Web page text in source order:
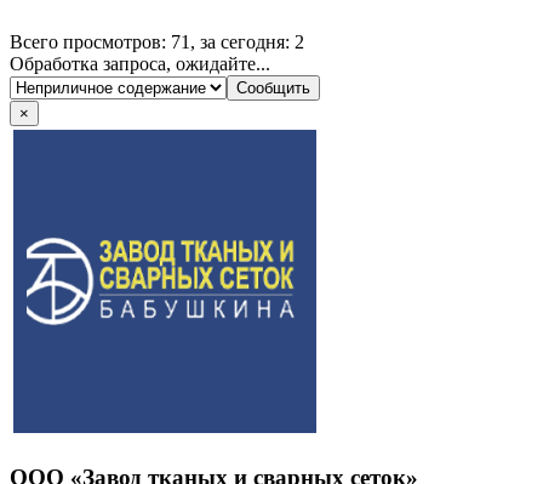
Всего просмотров: 71, за сегодня: 2
Обработка запроса, ожидайте...
×
ООО «Завод тканых и сварных сеток»